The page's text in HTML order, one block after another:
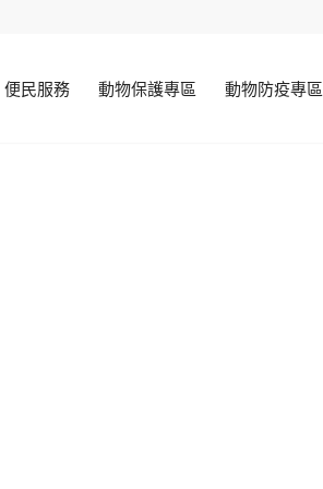
便民服務 動物保護專區 動物防疫專區